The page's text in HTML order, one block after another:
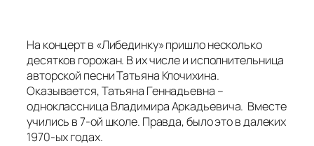
На концерт в «Либединку» пришло несколько
десятков горожан. В их числе и исполнительница
авторской песни Татьяна Клочихина.
Оказывается, Татьяна Геннадьевна –
одноклассница Владимира Аркадьевича. Вместе
учились в 7-ой школе. Правда, было это в далеких
1970-ых годах.